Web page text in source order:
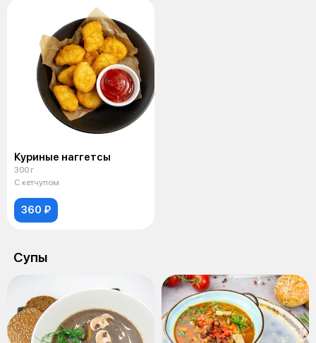
Куриные наггетсы
300 г
С кетчупом
360 ₽
Супы